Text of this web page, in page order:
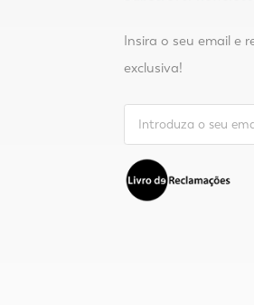
Insira o seu email e
exclusiva!